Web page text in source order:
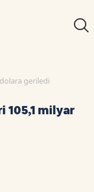
geriledi
105,1 milyar